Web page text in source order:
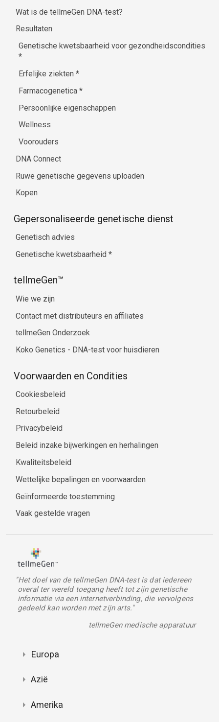
Wat is de tellmeGen DNA-test?
Resultaten
Genetische kwetsbaarheid voor gezondheidscondities
*
Erfelijke ziekten*
Farmacogenetica*
Persoonlijke eigenschappen
Wellness
Voorouders
DNA Connect
Ruwe genetische gegevens uploaden
Kopen
Gepersonaliseerde genetische dienst
Genetisch advies
Genetische kwetsbaarheid *
tellmeGen™
Wie we zijn
Contact met distributeurs en affiliates
tellmeGen Onderzoek
Koko Genetics - DNA-test voor huisdieren
Voorwaarden en Condities
Cookiesbeleid
Retourbeleid
Privacybeleid
Beleid inzake bijwerkingen en herhalingen
Kwaliteitsbeleid
Wettelijke bepalingen en voorwaarden
Geïnformeerde toestemming
Vaak gestelde vragen
"Het doel van de tellmeGen DNA-test is dat iedereen
overal ter wereld toegang heeft tot zijn genetische
informatie via een internetverbinding, die vervolgens
gedeeld kan worden met zijn arts."
tellmeGen medische apparatuur
Europa
Azië
Amerika